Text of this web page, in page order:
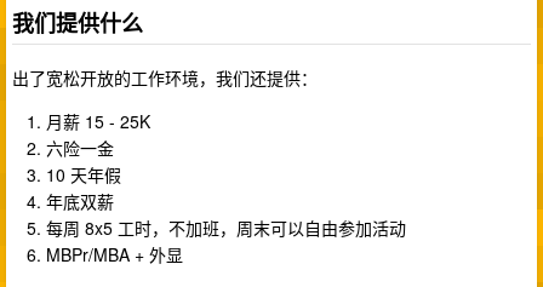
我们提供什么
出了宽松开放的工作环境，我们还提供：
月薪 15 - 25K
六险一金
10 天年假
年底双薪
每周 8x5 工时，不加班，周末可以自由参加活动
MBPr/MBA + 外显